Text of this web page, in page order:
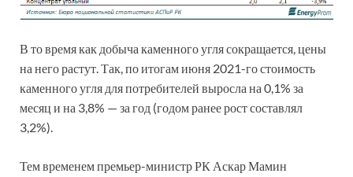
В то время как добыча каменного угля сокращается, цены
на него растут. Так, по итогам июня 2021-го стоимость
каменного угля для потребителей выросла на 0,1% за
месяц и на 3,8% — за год (годом ранее рост составлял
3,2%).
Тем временем премьер-министр РК Аскар Мамин